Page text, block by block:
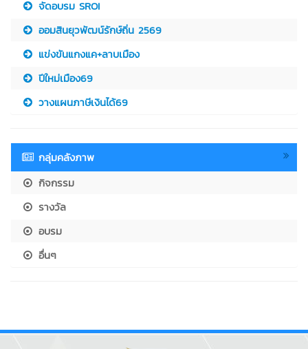
จัดอบรม SROI
ออมสินยุวพัฒน์รักษ์ถิ่น 2569
แข่งขันแกงแค+ลาบเมือง
ปีใหม่เมือง69
วางแผนภาษีเงินได้69
กลุ่มคลังภาพ
กิจกรรม
รางวัล
อบรม
อื่นๆ